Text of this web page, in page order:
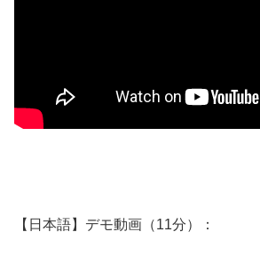
【日本語】デモ動画（11分）：